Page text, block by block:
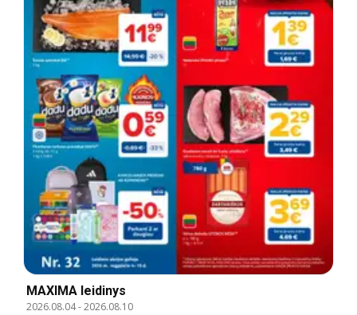
MAXIMA leidinys
2026.08.04-2026.08.10